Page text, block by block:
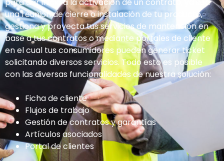
para dar inicio a la activación de un contrato, ya sea
una reunión de cierre o instalación de tu producto,
gestiona y proyecta tus servicios de mantención en
base a tus contratos o mediante portales de cliente
en el cual tus consumidores pueden generar ticket
solicitando diversos servicios. Todo esto es posible
con las diversas funcionalidades de nuestra solución:
Ficha de cliente
Flujos de trabajo
Gestión de contratos y garantías
Artículos asociados
Portal de clientes